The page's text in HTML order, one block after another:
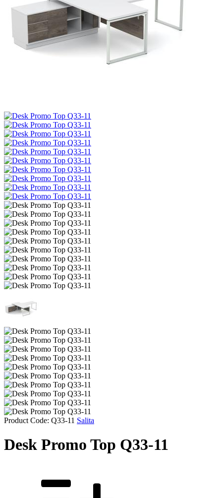
Product Code: Q33-11 Salita
Desk Promo Top Q33-11